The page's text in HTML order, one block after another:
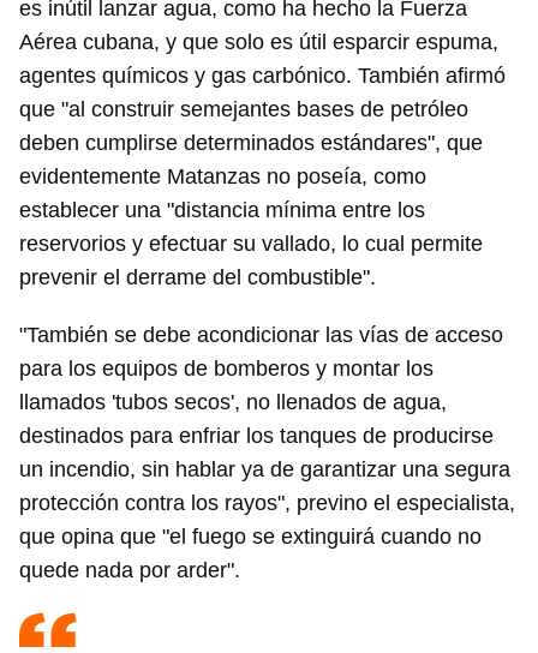
es inútil lanzar agua, como ha hecho la Fuerza
Aérea cubana, y que solo es útil esparcir espuma,
agentes químicos y gas carbónico. También afirmó
que "al construir semejantes bases de petróleo
deben cumplirse determinados estándares", que
evidentemente Matanzas no poseía, como
establecer una "distancia mínima entre los
reservorios y efectuar su vallado, lo cual permite
prevenir el derrame del combustible".
"También se debe acondicionar las vías de acceso
para los equipos de bomberos y montar los
llamados 'tubos secos', no llenados de agua,
destinados para enfriar los tanques de producirse
un incendio, sin hablar ya de garantizar una segura
protección contra los rayos", previno el especialista,
que opina que "el fuego se extinguirá cuando no
quede nada por arder".